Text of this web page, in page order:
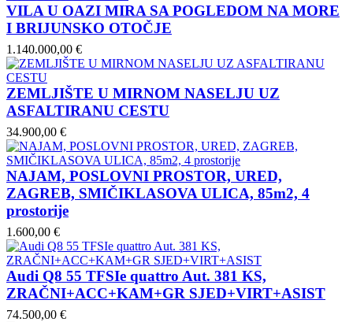
VILA U OAZI MIRA SA POGLEDOM NA MORE
I BRIJUNSKO OTOČJE
1.140.000,00 €
ZEMLJIŠTE U MIRNOM NASELJU UZ
ASFALTIRANU CESTU
34.900,00 €
NAJAM, POSLOVNI PROSTOR, URED,
ZAGREB, SMIČIKLASOVA ULICA, 85m2, 4
prostorije
1.600,00 €
Audi Q8 55 TFSIe quattro Aut. 381 KS,
ZRAČNI+ACC+KAM+GR SJED+VIRT+ASIST
74.500,00 €